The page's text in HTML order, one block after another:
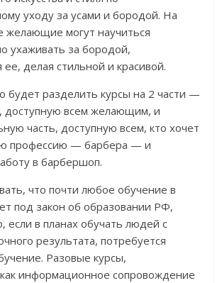
уходу за усами и бородой. На
желающие могут научиться
ухаживать за бородой,
ее, делая стильной и красивой.
будет разделить курсы на 2 части —
доступную всем желающим, и
часть, доступную всем, кто хочет
профессию — барбера — и
в барбершоп.
что почти любое обучение в
под закон об образовании РФ,
если в планах обучать людей с
результата, потребуется
Разовые курсы,
информационное сопровождение